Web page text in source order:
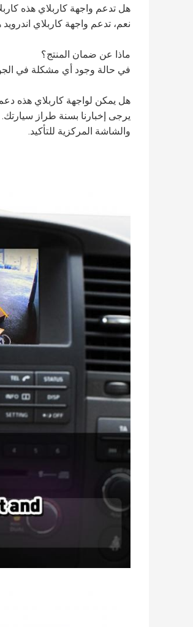
هل تدعم واجهة كاربلاي هذه
نعم، تدعم واجهة كاربلاي
ماذا عن ضمان المنتج؟
في حالة وجود أي مشكلة في
هل يمكن لواجهة كاربلاي هذه
يرجى إخبارنا بسنة طراز
والشاشة المركزية للتأكيد.